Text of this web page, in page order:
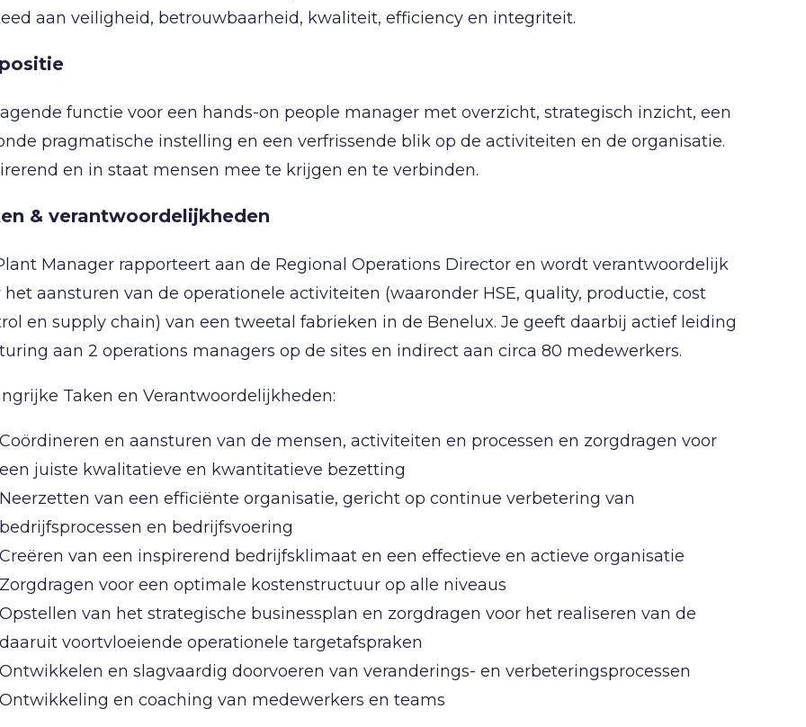
aan veiligheid, betrouwbaarheid, kwaliteit, efficiency en integriteit.
functie voor een hands-on people manager met overzicht, strategisch inzicht, een
pragmatische instelling en een verfrissende blik op de activiteiten en de organisatie.
en in staat mensen mee te krijgen en te verbinden.
& verantwoordelijkheden
Manager rapporteert aan de Regional Operations Director en wordt verantwoordelijk
het aansturen van de operationele activiteiten (waaronder HSE, quality, productie, cost
en supply chain) van een tweetal fabrieken in de Benelux. Je geeft daarbij actief leiding
aan 2 operations managers op de sites en indirect aan circa 80 medewerkers.
Taken en Verantwoordelijkheden:
Coördineren en aansturen van de mensen, activiteiten en processen en zorgdragen voor
een juiste kwalitatieve en kwantitatieve bezetting
Neerzetten van een efficiënte organisatie, gericht op continue verbetering van
bedrijfsprocessen en bedrijfsvoering
Creëren van een inspirerend bedrijfsklimaat en een effectieve en actieve organisatie
Zorgdragen voor een optimale kostenstructuur op alle niveaus
Opstellen van het strategische businessplan en zorgdragen voor het realiseren van de
daaruit voortvloeiende operationele targetafspraken
Ontwikkelen en slagvaardig doorvoeren van veranderings- en verbeteringsprocessen
Ontwikkeling en coaching van medewerkers en teams